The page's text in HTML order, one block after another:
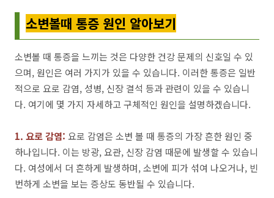
소변볼때 통증 원인 알아보기
소변볼 때 통증을 느끼는 것은 다양한 건강 문제의 신호일 수 있
으며, 원인은 여러 가지가 있을 수 있습니다. 이러한 통증은 일반
적으로 요로 감염, 성병, 신장 결석 등과 관련이 있을 수 있습니
다. 여기에 몇 가지 자세하고 구체적인 원인을 설명하겠습니다.
1. 요로 감염: 요로 감염은 소변 볼 때 통증의 가장 흔한 원인 중
하나입니다. 이는 방광, 요관, 신장 감염 때문에 발생할 수 있습니
다. 여성에서 더 흔하게 발생하며, 소변에 피가 섞여 나오거나, 빈
번하게 소변을 보는 증상도 동반될 수 있습니다.